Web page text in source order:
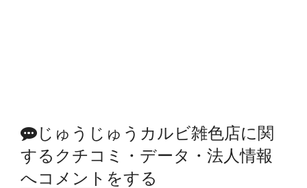
じゅうじゅうカルビ雑色店に関
するクチコミ・データ・法人情報
へコメントをする